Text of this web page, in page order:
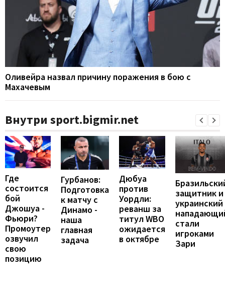
Оливейра назвал причину поражения в бою с
Махачевым
Внутри sport.bigmir.net
Где
состоится
бой
Джошуа -
Фьюри?
Промоутер
озвучил
свою
позицию
Гурбанов:
Подготовка
к матчу с
Динамо -
наша
главная
задача
Дюбуа
против
Уордли:
реванш за
титул WBO
ожидается
в октябре
защитник и
украинский
стали
игроками
Зари